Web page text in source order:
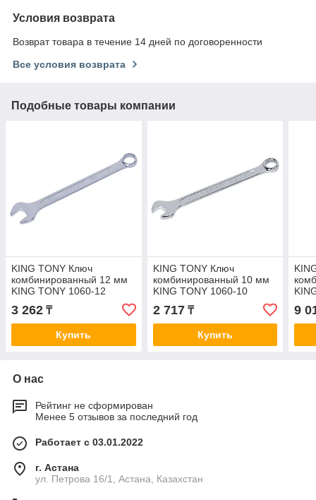
Условия возврата
Возврат товара в течение 14 дней по договоренности
Все условия возврата
Подобные товары компании
KING TONY Ключ
комбинированный 12 мм
KING TONY 1060-12
3 262 ₸
Купить
KING TONY Ключ
комбинированный 10 мм
KING TONY 1060-10
2 717₸
Купить
9
О нас
Рейтинг не сформирован
Менее 5 отзывов за последний год
Работает с 03.01.2022
г. Астана
ул. Петрова 16/1, Астана, Казахстан